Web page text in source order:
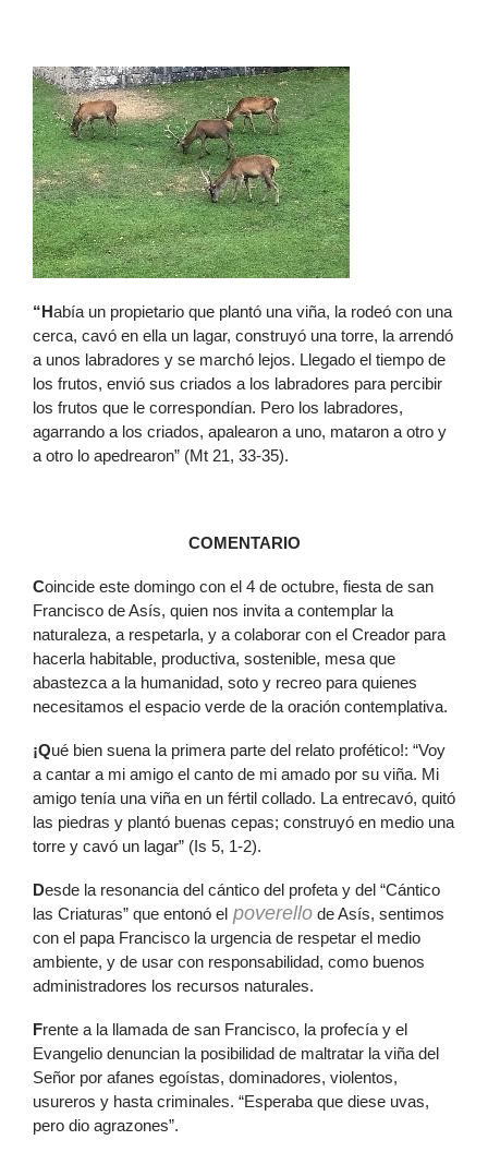
“Había un propietario que plantó una viña, la rodeó con una
cerca, cavó en ella un lagar, construyó una torre, la arrendó
a unos lab­radores y se marchó lejos. Llegado el tiempo de
los frutos, envió sus criados a los labradores para percibir
los frutos que le correspondían. Pero los labradores,
agarrando a los criados, apalearon a uno, mataron a otro y
a otro lo apedrearon” (Mt 21, 33-35).
COMENTARIO
Coincide este domingo con el 4 de octubre, fiesta de san
Francisco de Asís, quien nos invita a contemplar la
naturaleza, a respetarla, y a colaborar con el Creador para
hacerla habitable, productiva, sostenible, mesa que
abastezca a la humanidad, soto y recreo para quienes
necesitamos el espacio verde de la oración contemplativa.
¡Qué bien suena la primera parte del relato profético!: “Voy
a cantar a mi amigo el canto de mi amado por su viña. Mi
amigo tenía una viña en un fértil collado. La entrecavó, quitó
las piedras y plantó buenas cepas; construyó en medio una
torre y cavó un lagar” (Is 5, 1-2).
Desde la resonancia del cántico del profeta y del “Cántico
las Criaturas” que entonó el poverello de Asís, sentimos
con el papa Francisco la urgencia de respetar el medio
ambiente, y de usar con responsabilidad, como buenos
administradores los recursos naturales.
Frente a la llamada de san Francisco, la profecía y el
Evangelio denuncian la posibilidad de maltratar la viña del
Señor por afanes egoístas, dominadores, violentos,
usureros y hasta criminales. “Esperaba que diese uvas,
pero dio agrazones”.